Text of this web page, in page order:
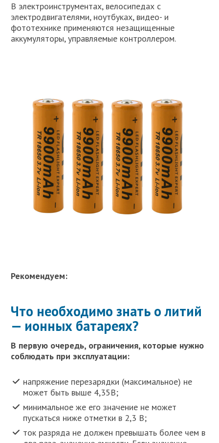
В электроинструментах, велосипедах с
электродвигателями, ноутбуках, видео- и
фототехнике применяются незащищенные
аккумуляторы, управляемые контроллером.
Рекомендуем:
Что необходимо знать о литий
— ионных батареях?
В первую очередь, ограничения, которые нужно
соблюдать при эксплуатации:
напряжение перезарядки (максимальное) не
может быть выше 4,35В;
минимальное же его значение не может
пускаться ниже отметки в 2,3 В;
ток разряда не должен превышать более чем в